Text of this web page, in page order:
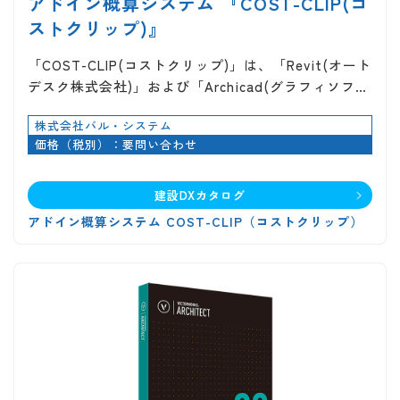
ストクリップ)』
「COST-CLIP(コストクリップ)」は、「Revit(オート
デスク株式会社)」および「Archicad(グラフィソフ…
株式会社バル・システム
価格（税別）：要問い合わせ
建設DXカタログ
アドイン概算システム COST-CLIP（コストクリップ）